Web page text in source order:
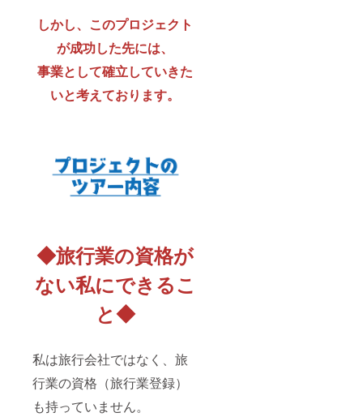
しかし、このプロジェクト
が成功した先には、
事業として確立していきた
いと考えております。
◆旅行業の資格が
ない私にできるこ
と◆
私は旅行会社ではなく、旅
行業の資格（旅行業登録）
も持っていません。